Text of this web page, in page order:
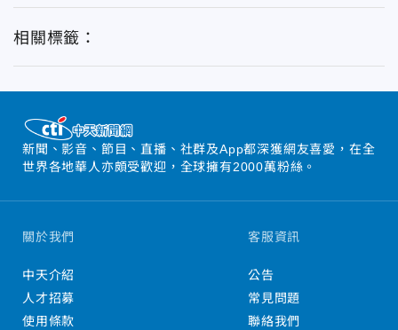
相關標籤：
新聞、影音、節目、直播、社群及App都深獲網友喜愛，在全
世界各地華人亦頗受歡迎，全球擁有2000萬粉絲。
關於我們
中天介紹
人才招募
使用條款
客服資訊
公告
常見問題
聯絡我們